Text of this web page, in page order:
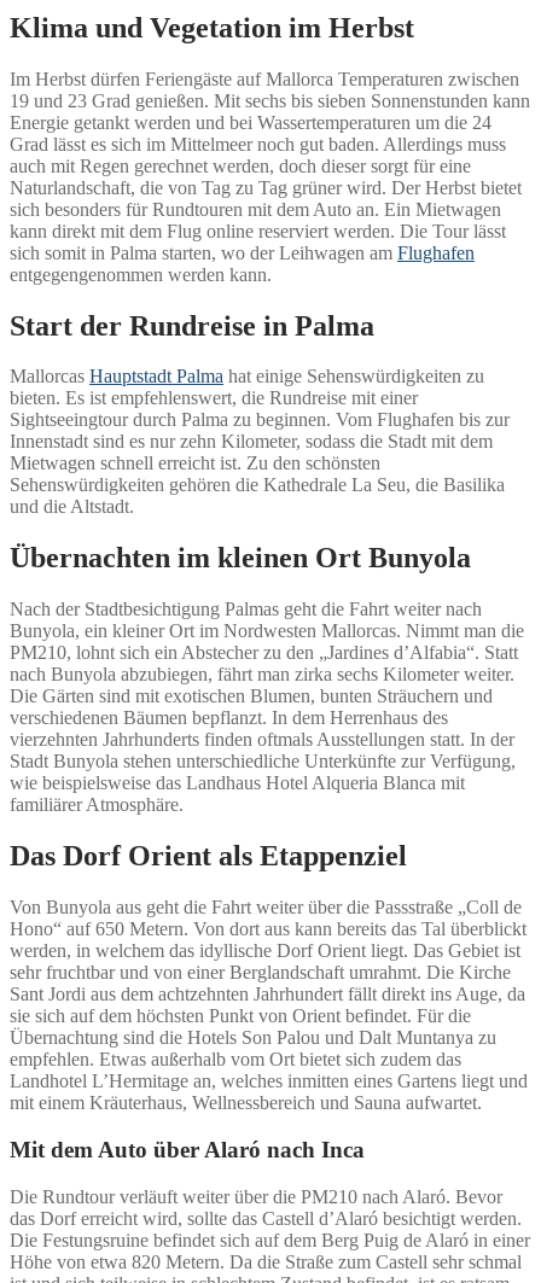
Klima und Vegetation im Herbst
Im Herbst dürfen Feriengäste auf Mallorca Temperaturen zwischen
19 und 23 Grad genießen. Mit sechs bis sieben Sonnenstunden kann
Energie getankt werden und bei Wassertemperaturen um die 24
Grad lässt es sich im Mittelmeer noch gut baden. Allerdings muss
auch mit Regen gerechnet werden, doch dieser sorgt für eine
Naturlandschaft, die von Tag zu Tag grüner wird. Der Herbst bietet
sich besonders für Rundtouren mit dem Auto an. Ein Mietwagen
kann direkt mit dem Flug online reserviert werden. Die Tour lässt
sich somit in Palma starten, wo der Leihwagen am Flughafen
entgegengenommen werden kann.
Start der Rundreise in Palma
Mallorcas Hauptstadt Palma hat einige Sehenswürdigkeiten zu
bieten. Es ist empfehlenswert, die Rundreise mit einer
Sightseeingtour durch Palma zu beginnen. Vom Flughafen bis zur
Innenstadt sind es nur zehn Kilometer, sodass die Stadt mit dem
Mietwagen schnell erreicht ist. Zu den schönsten
Sehenswürdigkeiten gehören die Kathedrale La Seu, die Basilika
und die Altstadt.
Übernachten im kleinen Ort Bunyola
Nach der Stadtbesichtigung Palmas geht die Fahrt weiter nach
Bunyola, ein kleiner Ort im Nordwesten Mallorcas. Nimmt man die
PM210, lohnt sich ein Abstecher zu den „Jardines d’Alfabia“. Statt
nach Bunyola abzubiegen, fährt man zirka sechs Kilometer weiter.
Die Gärten sind mit exotischen Blumen, bunten Sträuchern und
verschiedenen Bäumen bepflanzt. In dem Herrenhaus des
vierzehnten Jahrhunderts finden oftmals Ausstellungen statt. In der
Stadt Bunyola stehen unterschiedliche Unterkünfte zur Verfügung,
wie beispielsweise das Landhaus Hotel Alqueria Blanca mit
familiärer Atmosphäre.
Das Dorf Orient als Etappenziel
Von Bunyola aus geht die Fahrt weiter über die Passstraße „Coll de
Hono“ auf 650 Metern. Von dort aus kann bereits das Tal überblickt
werden, in welchem das idyllische Dorf Orient liegt. Das Gebiet ist
sehr fruchtbar und von einer Berglandschaft umrahmt. Die Kirche
Sant Jordi aus dem achtzehnten Jahrhundert fällt direkt ins Auge, da
sie sich auf dem höchsten Punkt von Orient befindet. Für die
Übernachtung sind die Hotels Son Palou und Dalt Muntanya zu
empfehlen. Etwas außerhalb vom Ort bietet sich zudem das
Landhotel L’Hermitage an, welches inmitten eines Gartens liegt und
mit einem Kräuterhaus, Wellnessbereich und Sauna aufwartet.
Mit dem Auto über Alaró nach Inca
Die Rundtour verläuft weiter über die PM210 nach Alaró. Bevor
das Dorf erreicht wird, sollte das Castell d’Alaró besichtigt werden.
Die Festungsruine befindet sich auf dem Berg Puig de Alaró in einer
Höhe von etwa 820 Metern. Da die Straße zum Castell sehr schmal